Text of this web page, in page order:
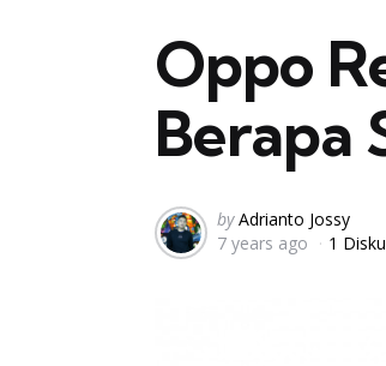
Oppo
Berapa
Posted
by
by Adrianto Jossy
7 years ago
1